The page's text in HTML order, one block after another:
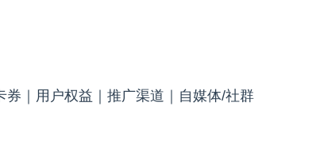
｜用户权益｜推广渠道｜自媒体/社群